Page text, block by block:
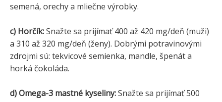
semená, orechy a mliečne výrobky.
c) Horčík:Snažte sa prijímať 400 až 420 mg/deň (muži)
a 310 až 320 mg/deň (ženy). Dobrými potravinovými
zdrojmi sú: tekvicové semienka, mandle, špenát a
horká čokoláda.
d) Omega-3 mastné kyseliny:Snažte sa prijímať 500